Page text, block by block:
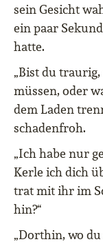
sein Gesicht
ein paar
hatte.
„Bist du
müssen, oder
dem Laden
schadenfroh.
„Ich habe nur
Kerle ich dich
trat mit ihr im
hin?“
„Dorthin, wo